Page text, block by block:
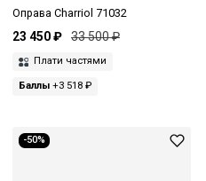
Оправа Charriol 71032
23 450 ₽ 33 500 ₽
Плати частями
Баллы +3 518 ₽
-50%